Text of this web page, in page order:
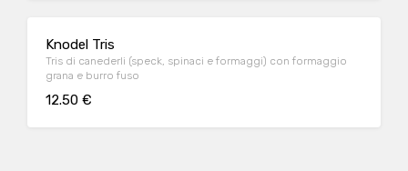
Knodel Tris
Tris di canederli (speck, spinaci e formaggi) con formaggio
grana e burro fuso
12.50 €